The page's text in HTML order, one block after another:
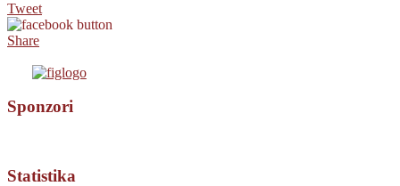
Tweet
Share
Sponzori
Statistika